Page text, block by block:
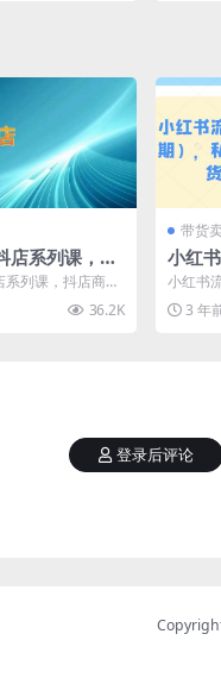
店系列课，​抖
卡、无货源
系列课，​抖店商
货源等玩法 课程
...
36.2K
带货
小红
（第
告商
w+
小红书
期），
变现月
3 年
登录后评论